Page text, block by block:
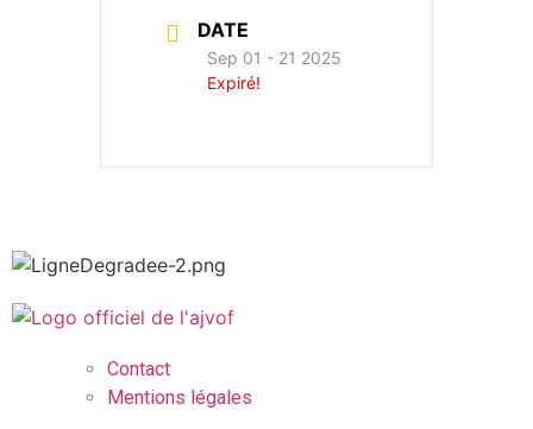
DATE
Sep 01 - 21 2025
Expiré!
Contact
Mentions légales